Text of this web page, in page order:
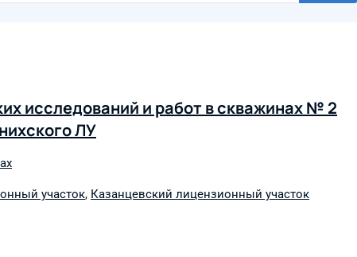
исследований и работ в скважинах № 2
ЛУ
участок, Казанцевский лицензионный участок